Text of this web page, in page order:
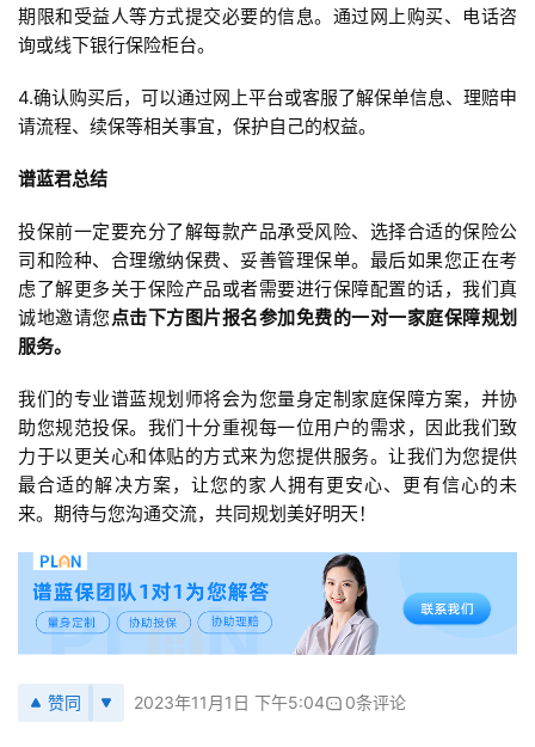
期限和受益人等方式提交必要的信息。通过网上购买、电话咨
询或线下银行保险柜台。
4.确认购买后，可以通过网上平台或客服了解保单信息、理赔申
请流程、续保等相关事宜，保护自己的权益。
谱蓝君总结
投保前一定要充分了解每款产品承受风险、选择合适的保险公
司和险种、合理缴纳保费、妥善管理保单。最后如果您正在考
虑了解更多关于保险产品或者需要进行保障配置的话，我们真
诚地邀请您 点击下方图片报名参加免费的一对一家庭保障规划
服务。
我们的专业谱蓝规划师将会为您量身定制家庭保障方案，并协
助您规范投保。我们十分重视每一位用户的需求，因此我们致
力于以更关心和体贴的方式来为您提供服务。让我们为您提供
最合适的解决方案，让您的家人拥有更安心、更有信心的未
来。期待与您沟通交流，共同规划美好明天！
赞同 2023年11月1日 下午5:04 0条评论